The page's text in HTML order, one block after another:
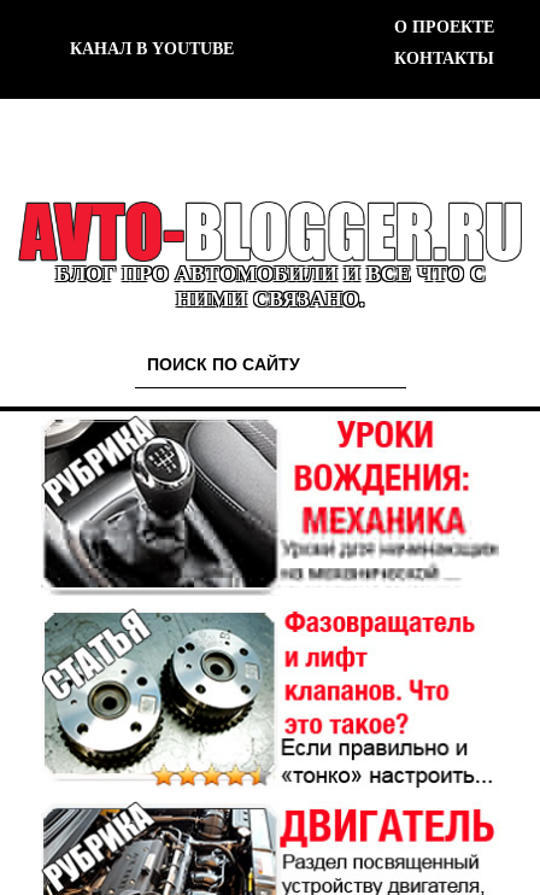
КАНАЛ В YOUTUBE
О ПРОЕКТЕ
КОНТАКТЫ
БЛОГ ПРО АВТОМОБИЛИ И ВСЕ ЧТО С
НИМИ СВЯЗАНО.